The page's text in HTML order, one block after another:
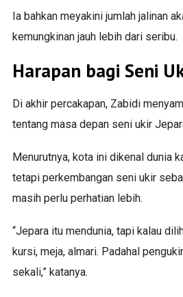
Ia bahkan meyakini jumlah jalinan
kemungkinan jauh lebih dari seribu.
Harapan bagi Seni
Di akhir percakapan, Zabidi
tentang masa depan seni ukir
Menurutnya, kota ini dikenal dunia
tetapi perkembangan seni ukir
masih perlu perhatian lebih.
“Jepara itu mendunia, tapi kalau
kursi, meja, almari. Padahal
sekali,” katanya.